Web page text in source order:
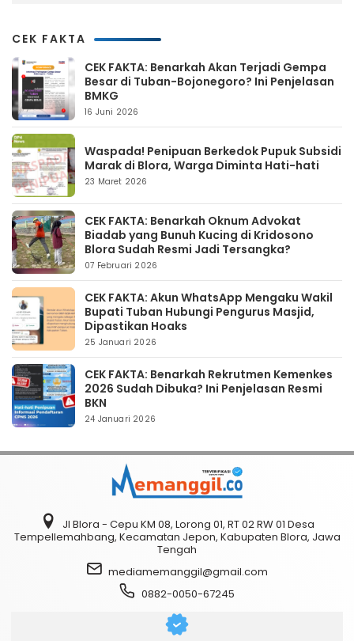
CEK FAKTA
CEK FAKTA: Benarkah Akan Terjadi Gempa
Besar di Tuban-Bojonegoro? Ini Penjelasan
BMKG
16 Juni 2026
Waspada! Penipuan Berkedok Pupuk Subsidi
Marak di Blora, Warga Diminta Hati-hati
23 Maret 2026
CEK FAKTA: Benarkah Oknum Advokat
Biadab yang Bunuh Kucing di Kridosono
Blora Sudah Resmi Jadi Tersangka?
07 Februari 2026
CEK FAKTA: Akun WhatsApp Mengaku Wakil
Bupati Tuban Hubungi Pengurus Masjid,
Dipastikan Hoaks
25 Januari 2026
CEK FAKTA: Benarkah Rekrutmen Kemenkes
2026 Sudah Dibuka? Ini Penjelasan Resmi
BKN
24 Januari 2026
Jl Blora - Cepu KM 08, Lorong 01, RT 02 RW 01 Desa
Tempellemahbang, Kecamatan Jepon, Kabupaten Blora, Jawa
Tengah
mediamemanggil@gmail.com
0882-0050-67245